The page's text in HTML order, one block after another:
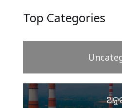
Top Categories